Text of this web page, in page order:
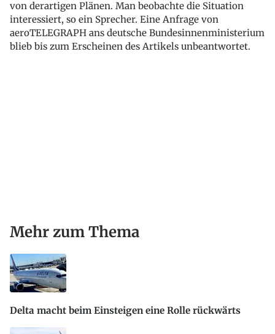
von derartigen Plänen. Man beobachte die Situation
interessiert, so ein Sprecher. Eine Anfrage von
aeroTELEGRAPH ans deutsche Bundesinnenministerium
blieb bis zum Erscheinen des Artikels unbeantwortet.
Mehr zum Thema
Delta macht beim Einsteigen eine Rolle rückwärts